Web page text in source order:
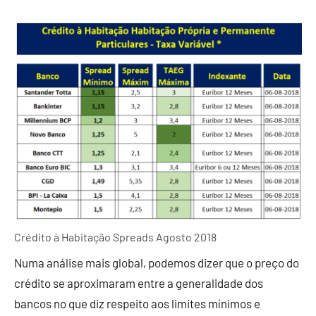
Crédito à Habitação Spreads Agosto 2018
Numa análise mais global, podemos dizer que o preço do
crédito se aproximaram entre a generalidade dos
bancos no que diz respeito aos limites mínimos e